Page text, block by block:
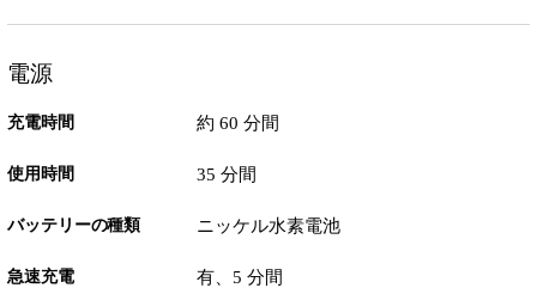
電源
充電時間 約 60 分間
使用時間 35 分間
バッテリーの種類 ニッケル水素電池
急速充電 有、5 分間